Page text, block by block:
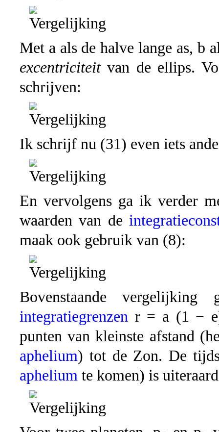
Met a als de halve lange as, b
excentriciteitvan de ellips.
schrijven:
Ik schrijf nu (31) even iets
En vervolgens ga ik verder
waarden van de
maak ook gebruik van (8):
Bovenstaande
integratiegrenzen r = a (1 −
punten van kleinste afstand
aphelium) tot de Zon. De
aphelium te komen) is